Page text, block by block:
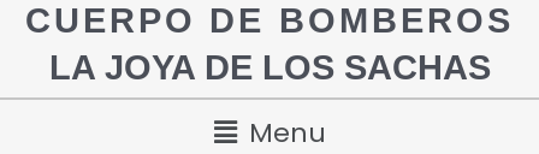
CUERPO DE BOMBEROS
LA JOYA DE LOS SACHAS
Menu